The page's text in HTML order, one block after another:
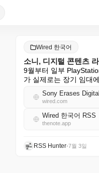
Wired 한국어
소니, 디지털 콘텐츠
9월부터 일부
가 실제로는 장기 임대
Sony Erases
wired.com
Wired 한국어 RSS
thenote.app
RSS Hunter•7월 3일